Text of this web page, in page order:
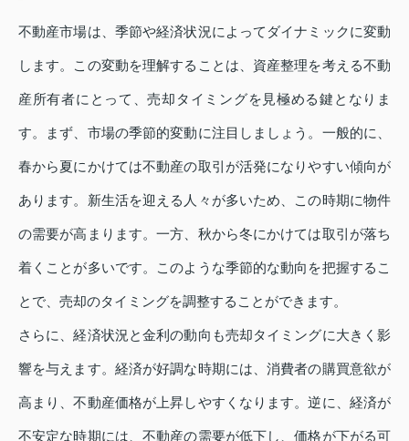
不動産市場は、季節や経済状況によってダイナミックに変動
します。この変動を理解することは、資産整理を考える不動
産所有者にとって、売却タイミングを見極める鍵となりま
す。まず、市場の季節的変動に注目しましょう。一般的に、
春から夏にかけては不動産の取引が活発になりやすい傾向が
あります。新生活を迎える人々が多いため、この時期に物件
の需要が高まります。一方、秋から冬にかけては取引が落ち
着くことが多いです。このような季節的な動向を把握するこ
とで、売却のタイミングを調整することができます。
さらに、経済状況と金利の動向も売却タイミングに大きく影
響を与えます。経済が好調な時期には、消費者の購買意欲が
高まり、不動産価格が上昇しやすくなります。逆に、経済が
不安定な時期には、不動産の需要が低下し、価格が下がる可